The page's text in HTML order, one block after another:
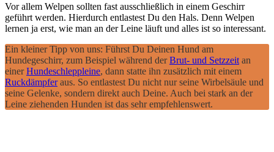
Vor allem Welpen sollten fast ausschließlich in einem Geschirr
geführt werden. Hierdurch entlastest Du den Hals. Denn Welpen
lernen ja erst, wie man an der Leine läuft und alles ist so interessant.
Ein kleiner Tipp von uns: Führst Du Deinen Hund am
Hundegeschirr, zum Beispiel während derBrut- und Setzzeit an
einerHundeschleppleine, dann statte ihn zusätzlich mit einem
Ruckdämpferaus. So entlastest Du nicht nur seine Wirbelsäule und
seine Gelenke, sondern direkt auch Deine. Auch bei stark an der
Leine ziehenden Hunden ist das sehr empfehlenswert.